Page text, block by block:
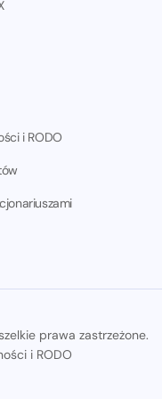
i RODO
prawa zastrzeżone.
i RODO